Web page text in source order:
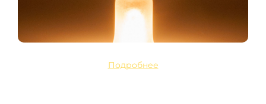
Подробнее